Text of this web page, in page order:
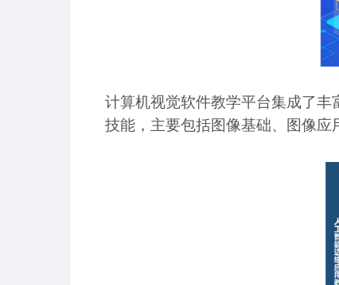
计算机视觉软件教学平台集成了
技能，主要包括图像基础、图像应